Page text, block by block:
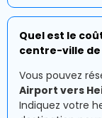
Quel est le
centre-ville
Vous pouvez
Airport vers
Indiquez votre